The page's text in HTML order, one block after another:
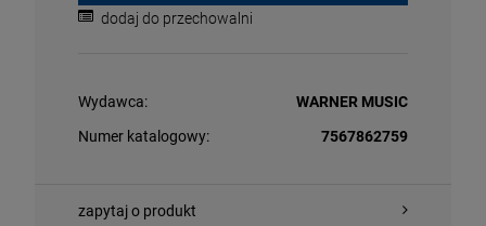
dodaj do przechowalni
Wydawca:
WARNER MUSIC
Numer katalogowy:
7567862759
zapytaj o produkt